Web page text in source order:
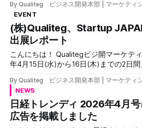
か」 生成AIを業務に取り入れる企業が増えています。 しか
し現場からは、こんな本音も聞こえてきます。 「
覚えるより、自分でやったほうが早い
し直しているうちに、結局時間がかか
かるが、機密情報を入力していいのか不安」 AIを"個
利ツール"の域から、"部門の成果"へと引き
当社の法人向け統合AIプラットフォー
ム） が掲げるテーマです。 今回、そのAIエージェント機能
を実際の操作画面とともに紹介する動
たった一文の依頼が、7枚のレポートになるまで
はシンプルです。エージェントに、こう
月の売上を年代別に分析し、資料にまと
れだけです。すると、エージェントは
By Qualiteg ビジネス開発本部 | マーケティ
EVENT
(株)Qualiteg、Startup
出展レポート
こんにちは！ Qualitegビジ開マーケティン
年4月15日(水)から16日(木)までの2日間
式会社)に、 株式会社Qualitegとして出
Startup JAPAN EXPO 2026 出展概要 項目内容会期2026年4月
15日(水)〜16日(木) 各日10:00〜17:00
ール7・8ブース16-16主催Eight(Sansan株式会
示テーマは—— 「依頼は並列に、思考は止めず。」 主力プ
By Qualiteg ビジネス開発本部 | マーケティ
NEWS
日経トレンディ 2026年4月
広告を掲載しました